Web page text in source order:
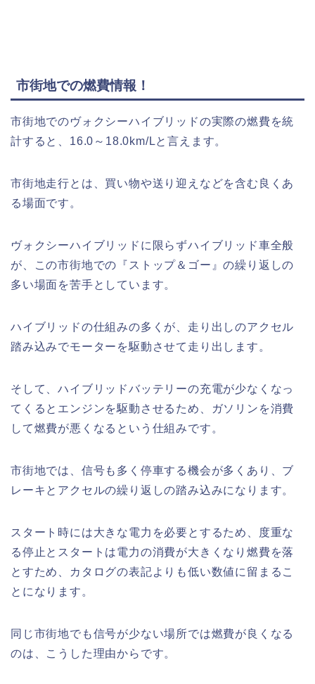
市街地での燃費情報！
市街地でのヴォクシーハイブリッドの実際の燃費を統
計すると、16.0～18.0km/Lと言えます。
市街地走行とは、買い物や送り迎えなどを含む良くあ
る場面です。
ヴォクシーハイブリッドに限らずハイブリッド車全般
が、この市街地での『ストップ＆ゴー』の繰り返しの
多い場面を苦手としています。
ハイブリッドの仕組みの多くが、走り出しのアクセル
踏み込みでモーターを駆動させて走り出します。
そして、ハイブリッドバッテリーの充電が少なくなっ
てくるとエンジンを駆動させるため、ガソリンを消費
して燃費が悪くなるという仕組みです。
市街地では、信号も多く停車する機会が多くあり、ブ
レーキとアクセルの繰り返しの踏み込みになります。
スタート時には大きな電力を必要とするため、度重な
る停止とスタートは電力の消費が大きくなり燃費を落
とすため、カタログの表記よりも低い数値に留まるこ
とになります。
同じ市街地でも信号が少ない場所では燃費が良くなる
のは、こうした理由からです。